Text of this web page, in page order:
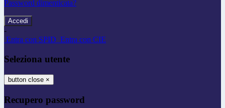
Password dimenticata?
-
Entra con SPID Entra con CIE
Seleziona utente
button close ×
Recupero password